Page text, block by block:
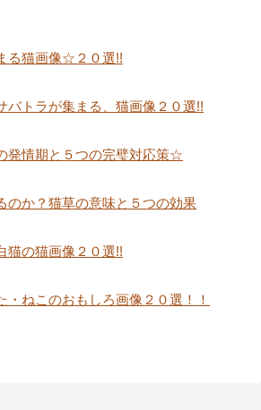
る猫画像☆２０選!!
バトラが集まる、猫画像２０選!!
発情期と５つの完璧対応策☆
のか？猫草の意味と５つの効果
猫の猫画像２０選!!
・ねこのおもしろ画像２０選！！